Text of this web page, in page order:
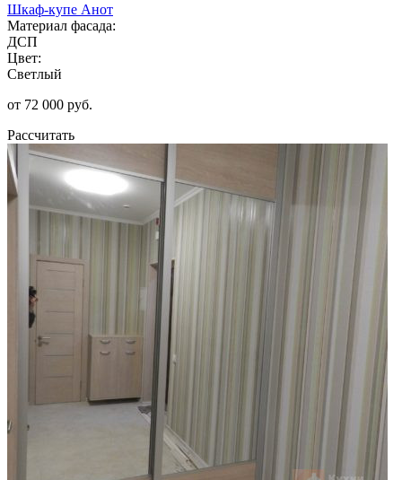
Шкаф-купе Анот
Материал фасада:
ДСП
Цвет:
Светлый
от 72 000 руб.
Рассчитать